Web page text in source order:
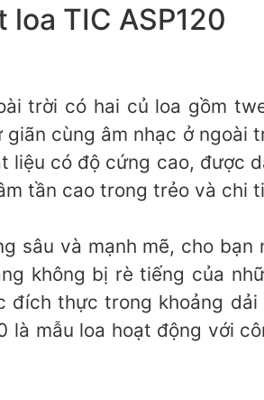
TIC ASP120
trời có hai củ loa gồm
cùng âm nhạc ở ngoài
liệu có độ cứng cao, được
tần cao trong trẻo và
sâu và mạnh mẽ, cho
không bị rè tiếng của
đích thực trong khoảng
là mẫu loa hoạt động với